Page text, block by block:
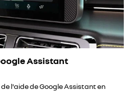
Assistant
l'aide de Google Assistant en